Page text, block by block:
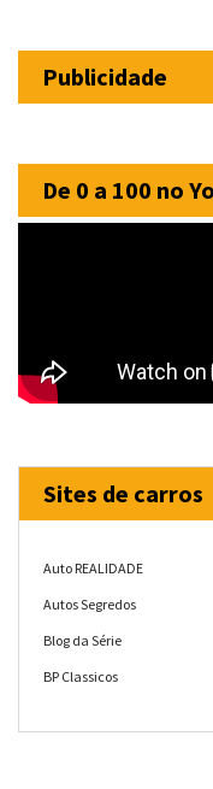
Publicidade
De 0 a 100 no
Sites de carros
Auto REALIDADE
Autos Segredos
Blog da Série
BP Classicos